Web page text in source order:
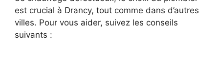
est crucial à Drancy, tout comme dans d’autres
villes. Pour vous aider, suivez les conseils
suivants :